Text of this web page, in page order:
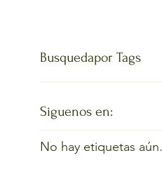
Busquedapor Tags
Siguenos en:
No hay etiquetas aún.